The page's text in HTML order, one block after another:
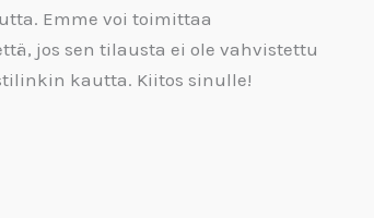
Emme voi toimittaa
jos sen tilausta ei ole vahvistettu
kautta. Kiitos sinulle!